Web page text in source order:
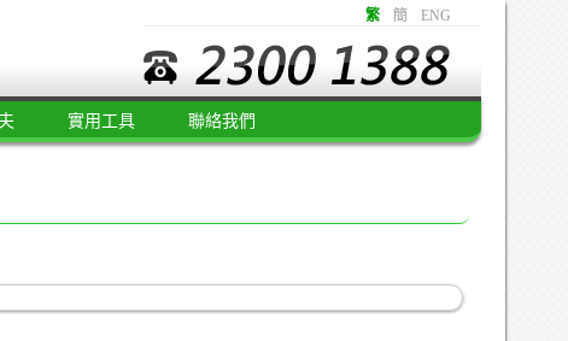
繁 簡 ENG
實用工具 聯絡我們